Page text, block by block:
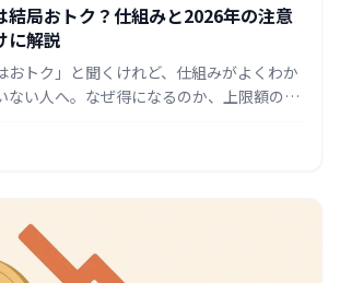
結局おトク？仕組みと2026年の注意
に解説
おトク」と聞くけれど、仕組みがよくわか
ない人へ。なぜ得になるのか、上限額の考